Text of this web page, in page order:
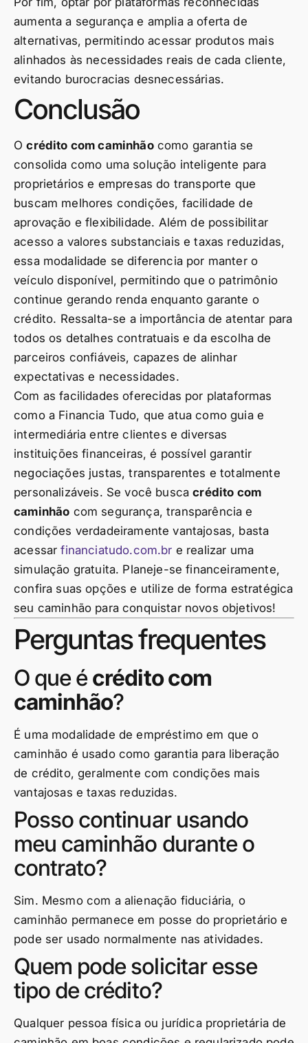
aumenta a segurança e amplia a oferta de
alternativas, permitindo acessar produtos mais
alinhados às necessidades reais de cada cliente,
evitando burocracias desnecessárias.
Conclusão
Ocrédito com caminhãocomo garantia se
consolida como uma solução inteligente para
proprietários e empresas do transporte que
buscam melhores condições, facilidade de
aprovação e flexibilidade. Além de possibilitar
acesso a valores substanciais e taxas reduzidas,
essa modalidade se diferencia por manter o
veículo disponível, permitindo que o patrimônio
continue gerando renda enquanto garante o
crédito. Ressalta-se a importância de atentar para
todos os detalhes contratuais e da escolha de
parceiros confiáveis, capazes de alinhar
expectativas e necessidades.
Com as facilidades oferecidas por plataformas
como a Financia Tudo, que atua como guia e
intermediária entre clientes e diversas
instituições financeiras, é possível garantir
negociações justas, transparentes e totalmente
personalizáveis. Se você buscacrédito com
caminhão com segurança, transparência e
condições verdadeiramente vantajosas, basta
acessarfinanciatudo.com.br e realizar uma
simulação gratuita. Planeje-se financeiramente,
confira suas opções e utilize de forma estratégica
seu caminhão para conquistar novos objetivos!
Perguntas frequentes
O que écrédito com
caminhão?
É uma modalidade de empréstimo em que o
caminhão é usado como garantia para liberação
de crédito, geralmente com condições mais
vantajosas e taxas reduzidas.
Posso continuar usando
meu caminhão durante o
contrato?
Sim. Mesmo com a alienação fiduciária, o
caminhão permanece em posse do proprietário e
pode ser usado normalmente nas atividades.
Quem pode solicitar esse
tipo de crédito?
Qualquer pessoa física ou jurídica proprietária de